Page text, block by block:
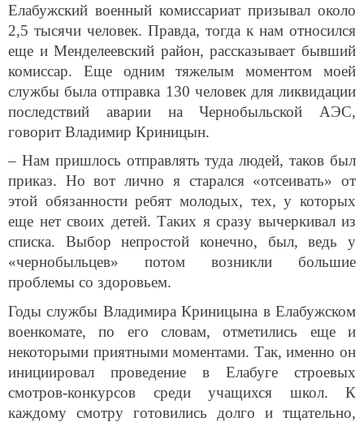
Елабужский военный комиссариат призывал около
2,5 тысячи человек. Правда, тогда к нам относился
еще и Менделеевский район, рассказывает бывший
комиссар. Еще одним тяжелым моментом моей
службы была отправка 130 человек для ликвидации
последствий аварии на Чернобыльской АЭС,
говорит Владимир Криницын.
– Нам пришлось отправлять туда людей, таков был
приказ. Но вот лично я старался «отсеивать» от
этой обязанности ребят молодых, тех, у которых
еще нет своих детей. Таких я сразу вычеркивал из
списка. Выбор непростой конечно, был, ведь у
«чернобыльцев» потом возникли большие
проблемы со здоровьем.
Годы службы Владимира Криницына в Елабужском
военкомате, по его словам, отметились еще и
некоторыми приятными моментами. Так, именно он
инициировал проведение в Елабуге строевых
смотров-конкурсов среди учащихся школ. К
каждому смотру готовились долго и тщательно,